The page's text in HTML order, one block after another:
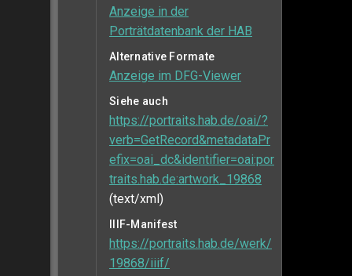
Anzeige in der
Porträtdatenbank der HAB
Alternative Formate
Anzeige im DFG-Viewer
Siehe auch
https://portraits.hab.de/oai/?
verb=GetRecord&metadataPr
efix=oai_dc&identifier=oai:por
traits.hab.de:artwork_19868
(text/xml)
IIIF-Manifest
https://portraits.hab.de/werk/
19868/iiif/